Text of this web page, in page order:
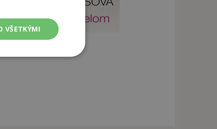
VŠETKÝMI